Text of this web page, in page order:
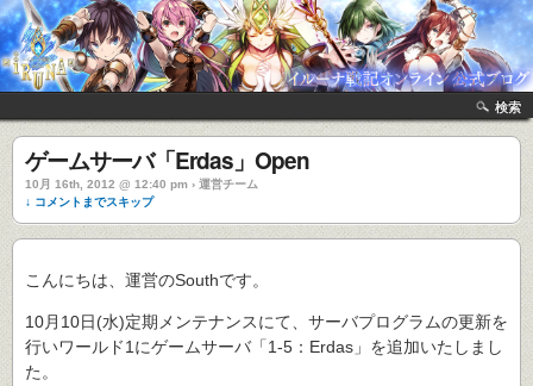
検索
ゲームサーバ「Erdas」Open
10月 16th, 2012 @ 12:40 pm › 運営チーム
↓ コメントまでスキップ
こんにちは、運営のSouthです。
10月10日(水)定期メンテナンスにて、サーバプログラムの更新を
行いワールド1にゲームサーバ「1-5：Erdas」を追加いたしまし
た。